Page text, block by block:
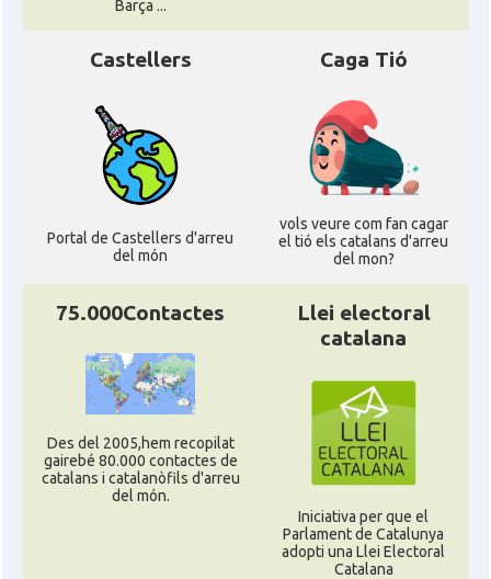
Barça ...
Castellers
Portal de Castellers d'arreu
del món
Caga Tió
vols veure com fan cagar
el tió els catalans d'arreu
del mon?
75.000Contactes
Des del 2005,hem recopilat
gairebé 80.000 contactes de
catalans i catalanòfils d'arreu
del món.
Llei electoral
catalana
Iniciativa per que el
Parlament de Catalunya
adopti una Llei Electoral
Catalana